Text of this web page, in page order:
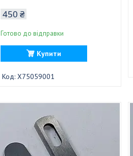
450 ₴
Готово до відправки
Купити
X75059001